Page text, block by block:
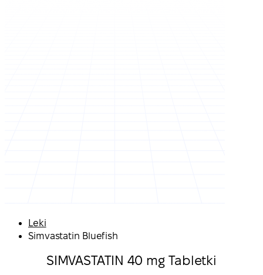
Leki
Simvastatin Bluefish
SIMVASTATIN 40 mg Tabletki